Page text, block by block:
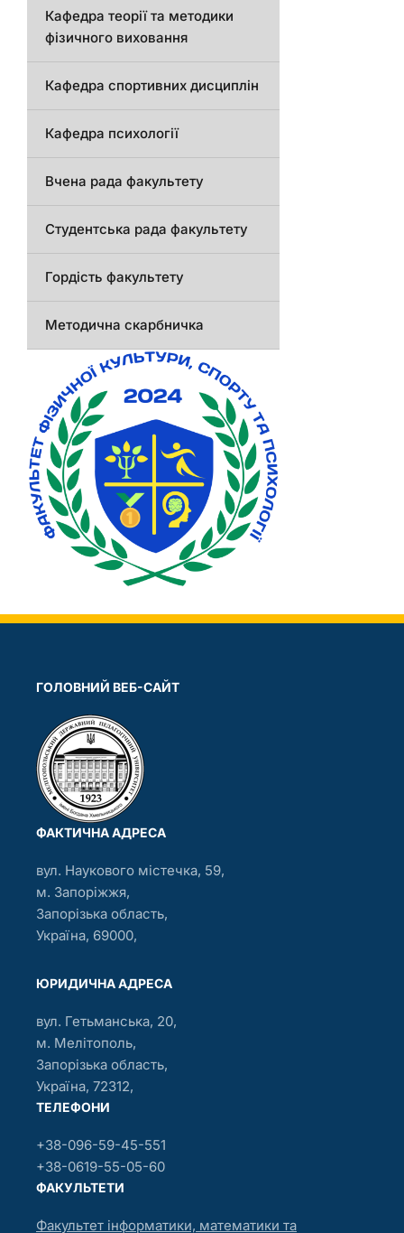
Кафедра теорії та методики
фізичного виховання
Кафедра спортивних дисциплін
Кафедра психології
Вчена рада факультету
Студентська рада факультету
Гордість факультету
Методична скарбничка
ГОЛОВНИЙ ВЕБ-САЙТ
ФАКТИЧНА АДРЕСА
вул. Наукового містечка, 59,
м. Запоріжжя,
Запорізька область,
Україна, 69000,
ЮРИДИЧНА АДРЕСА
вул. Гетьманська, 20,
м. Мелітополь,
Запорізька область,
Україна, 72312,
ТЕЛЕФОНИ
+38-096-59-45-551
+38-0619-55-05-60
ФАКУЛЬТЕТИ
Факультет інформатики, математики та